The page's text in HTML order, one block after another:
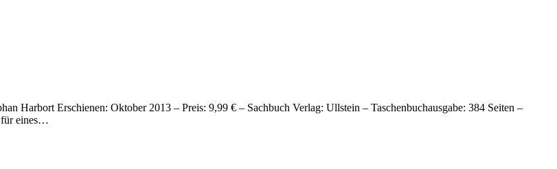
Harbort Erschienen: Oktober 2013 – Preis: 9,99 € – Sachbuch Verlag: Ullstein – Taschenbuchausgabe: 384 Seiten –
für eines…